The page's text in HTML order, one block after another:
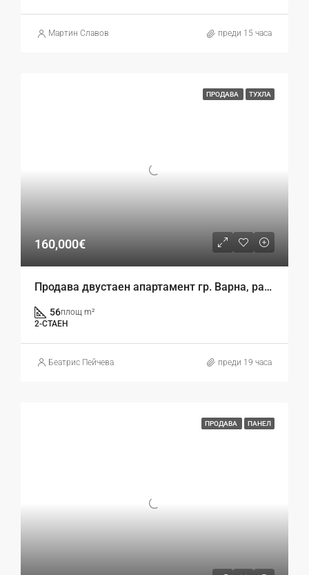
Mартин Славов преди 15 часа
ПРОДАВА ТУХЛА
160,000€
Продава двустаен апартамент гр. Варна, район Операта
56площ m²
2-СТАЕН
Беатрис Пейчева преди 19 часа
ПРОДАВА ПАНЕЛ